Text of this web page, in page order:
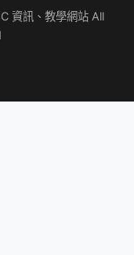
資訊、教學網站 All